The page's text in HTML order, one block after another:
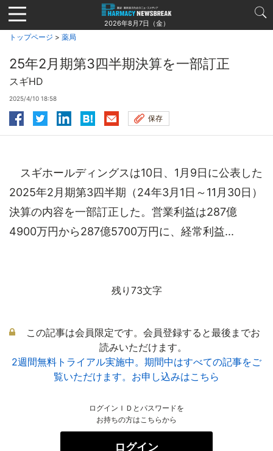
Jump
to
navigation
2026年8月7日（金）
トップページ > 薬局
25年2月期第3四半期決算を一部訂正
スギHD
2025/4/10 18:58
保存
スギホールディングスは10日、1月9日に公表した
2025年2月期第3四半期（24年3月1日～11月30日）
決算の内容を一部訂正した。営業利益は287億
4900万円から287億5700万円に、経常利益...
残り73文字
この記事は会員限定です。会員登録すると最後までお
読みいただけます。
2週間無料トライアル実施中。期間中はすべての記事をご
覧いただけます。お申し込みはこちら
ログインＩＤとパスワードを
お持ちの方はこちらから
ログイン